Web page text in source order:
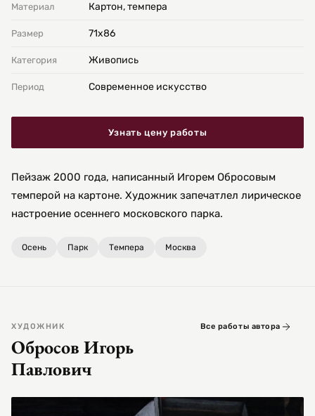
Материал Картон, темпера
Размер 71х86
Категория Живопись
Период Современное искусство
Узнать цену работы
Пейзаж 2000 года, написанный Игорем Обросовым
темперой на картоне. Художник запечатлел лирическое
настроение осеннего московского парка.
Осень Парк Темпера Москва
ХУДОЖНИК
Обросов Игорь
Павлович
Все работы автора